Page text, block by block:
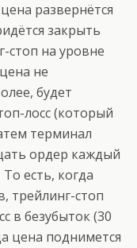
развернётся
закрыть
стоп на уровне
не
будет
лосс (который
терминал
ордер каждый
есть, когда
трейлинг-стоп
в безубыток (30
цена поднимется